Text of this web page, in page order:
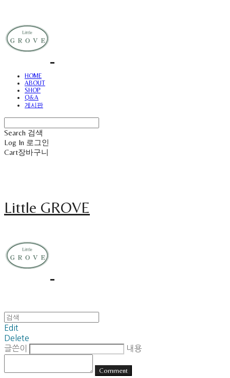
HOME
ABOUT
SHOP
Q&A
게시판
Search 검색
Log In 로그인
Cart장바구니
Little GROVE
Edit
Delete
글쓴이
내용
Comment